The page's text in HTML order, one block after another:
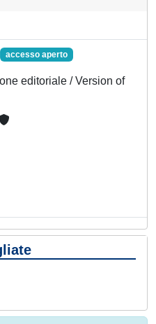
accesso aperto
editoriale / Version of